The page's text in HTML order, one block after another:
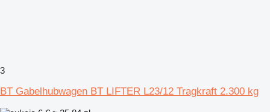
3
BT Gabelhubwagen BT LIFTER L23/12 Tragkraft 2.300 kg